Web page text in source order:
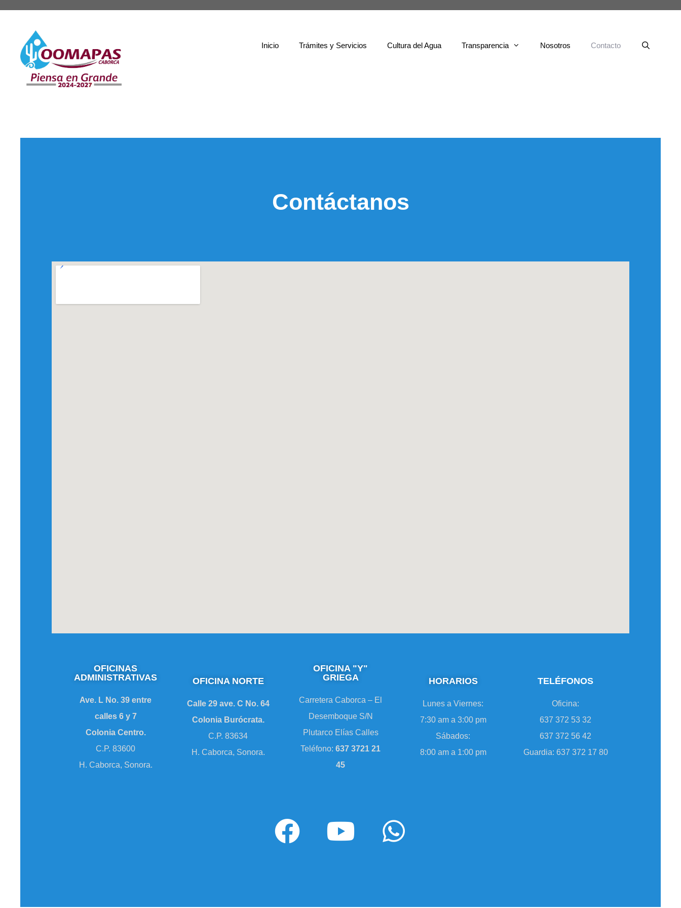
Inicio Trámites y Servicios Cultura del Agua Transparencia Nosotros Contacto
Contáctanos
OFICINAS
ADMINISTRATIVAS
Ave. L No. 39 entre
calles 6 y 7
Colonia Centro.
C.P. 83600
H. Caborca, Sonora.
OFICINA NORTE
Calle 29 ave. C No. 64
Colonia Burócrata.
C.P. 83634
H. Caborca, Sonora.
OFICINA "Y"
GRIEGA
Carretera Caborca – El
Desemboque S/N
Plutarco Elías Calles
Teléfono: 637 3721 21
45
HORARIOS
Lunes a Viernes:
7:30 am a 3:00 pm
Sábados:
8:00 am a 1:00 pm
TELÉFONOS
Oficina:
637 372 53 32
637 372 56 42
Guardia: 637 372 17 80